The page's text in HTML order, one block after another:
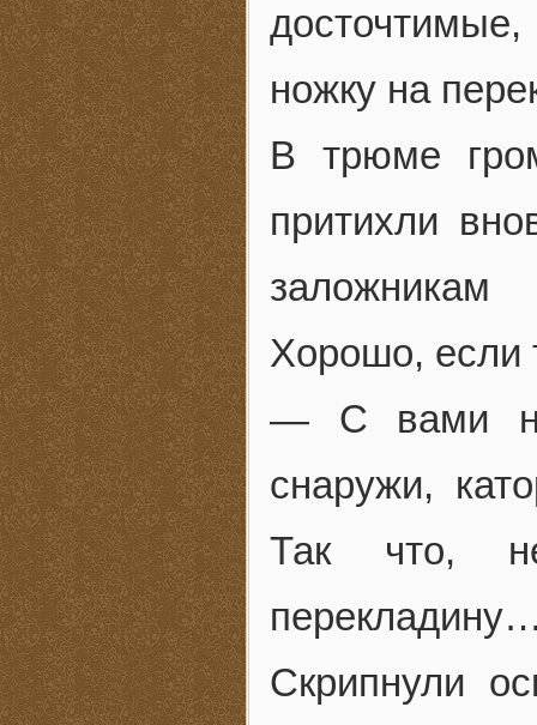
ножку на
В трюме
притихли
заложникам
Хорошо, если
— С вами
снаружи,
Так что,
Скрипнули